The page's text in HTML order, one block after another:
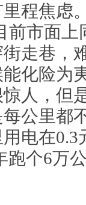
程焦虑
前市面
走巷，
化险为
人，但
公里都
电在0.3
跑个6万